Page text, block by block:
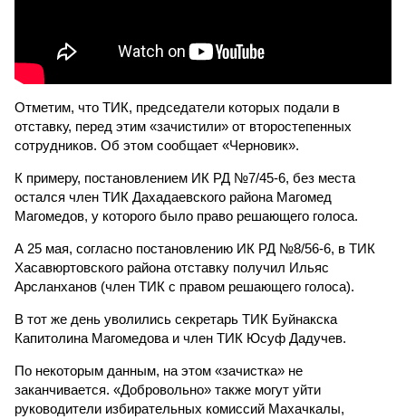
Отметим, что ТИК, председатели которых подали в
отставку, перед этим «зачистили» от второстепенных
сотрудников. Об этом сообщает «Черновик».
К примеру, постановлением ИК РД №7/45-6, без места
остался член ТИК Дахадаевского района Магомед
Магомедов, у которого было право решающего голоса.
А 25 мая, согласно постановлению ИК РД №8/56-6, в ТИК
Хасавюртовского района отставку получил Ильяс
Арсланханов (член ТИК с правом решающего голоса).
В тот же день уволились секретарь ТИК Буйнакска
Капитолина Магомедова и член ТИК Юсуф Дадучев.
По некоторым данным, на этом «зачистка» не
заканчивается. «Добровольно» также могут уйти
руководители избирательных комиссий Махачкалы,